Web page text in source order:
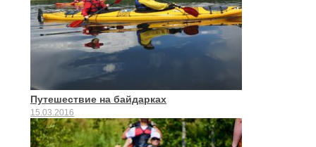
Путешествие на байдарках
15.03.2016